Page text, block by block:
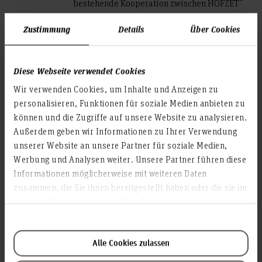
Zustimmung Details Über Cookies
Diese Webseite verwendet Cookies
Wir verwenden Cookies, um Inhalte und Anzeigen zu
personalisieren, Funktionen für soziale Medien anbieten zu
können und die Zugriffe auf unsere Website zu analysieren.
Außerdem geben wir Informationen zu Ihrer Verwendung
unserer Website an unsere Partner für soziale Medien,
Werbung und Analysen weiter. Unsere Partner führen diese
Informationen möglicherweise mit weiteren Daten
zusammen, die Sie ihnen bereitgestellt haben oder die sie im
Alle Cookies zulassen
bestehende Kooperation zwischen HOFZET
und IfBB in unserem neuen Bürogebäude
fortzusetzen. Wir möchten weiterhin die
Synergien nutzen, die sich aus der
ergeben. Aus der Kooperation zwischen Holz-
Werkstoffe und Anwendungen für hybride
(Bio‑) Faserverbundwerkstoffe. Ein
besonderer Fokus liegt hierbei auf energie-
und ressourcenschonenden
Leichtbaulösungen in einer funktionierenden
Kreislaufwirtschaft“, erläutert Prof. Dr.-Ing.
Andrea Siebert-Raths, Leiterin des IfBB.
Forschungsschwerpunkte am IfBB und
sowie Kreislaufwirtschaft und Recycling. Die
Forschungsergebnisse leisten einen Beitrag
zur Bioökonomie – zum Beispiel als